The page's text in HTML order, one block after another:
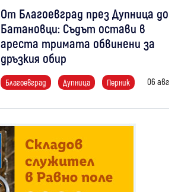
От Благоевград през Дупница до
Батановци: Съдът остави в
ареста тримата обвинени за
дръзкия обир
Благоевград Дупница Перник 06 авг